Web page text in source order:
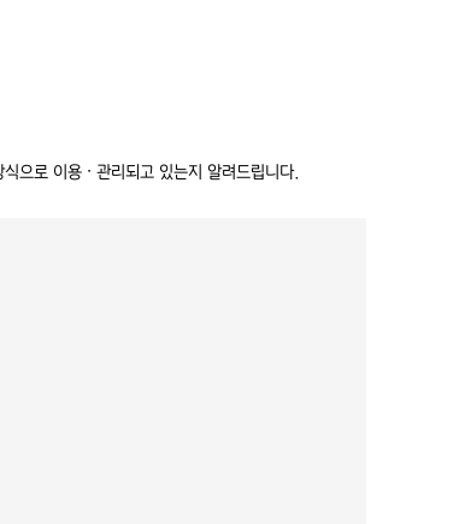
으로 이용 ∙ 관리되고 있는지 알려드립니다.